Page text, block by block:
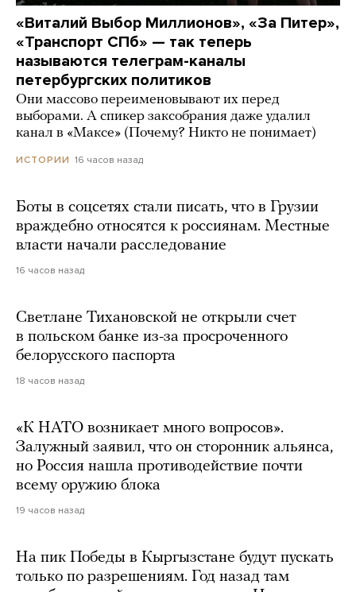
«Виталий Выбор Миллионов», «За Питер»,
«Транспорт СПб» — так теперь
называются телеграм-каналы
петербургских политиков
Они массово переименовывают их перед
выборами. А спикер заксобрания даже удалил
канал в «Максе» (Почему? Никто не понимает)
ИСТОРИИ 16 часов назад
Боты в соцсетях стали писать, что в Грузии
враждебно относятся к россиянам. Местные
власти начали расследование
16 часов назад
Светлане Тихановской не открыли счет
в польском банке из-за просроченного
белорусского паспорта
18 часов назад
«К НАТО возникает много вопросов».
Залужный заявил, что он сторонник альянса,
но Россия нашла противодействие почти
всему оружию блока
19 часов назад
На пик Победы в Кыргызстане будут пускать
только по разрешениям. Год назад там